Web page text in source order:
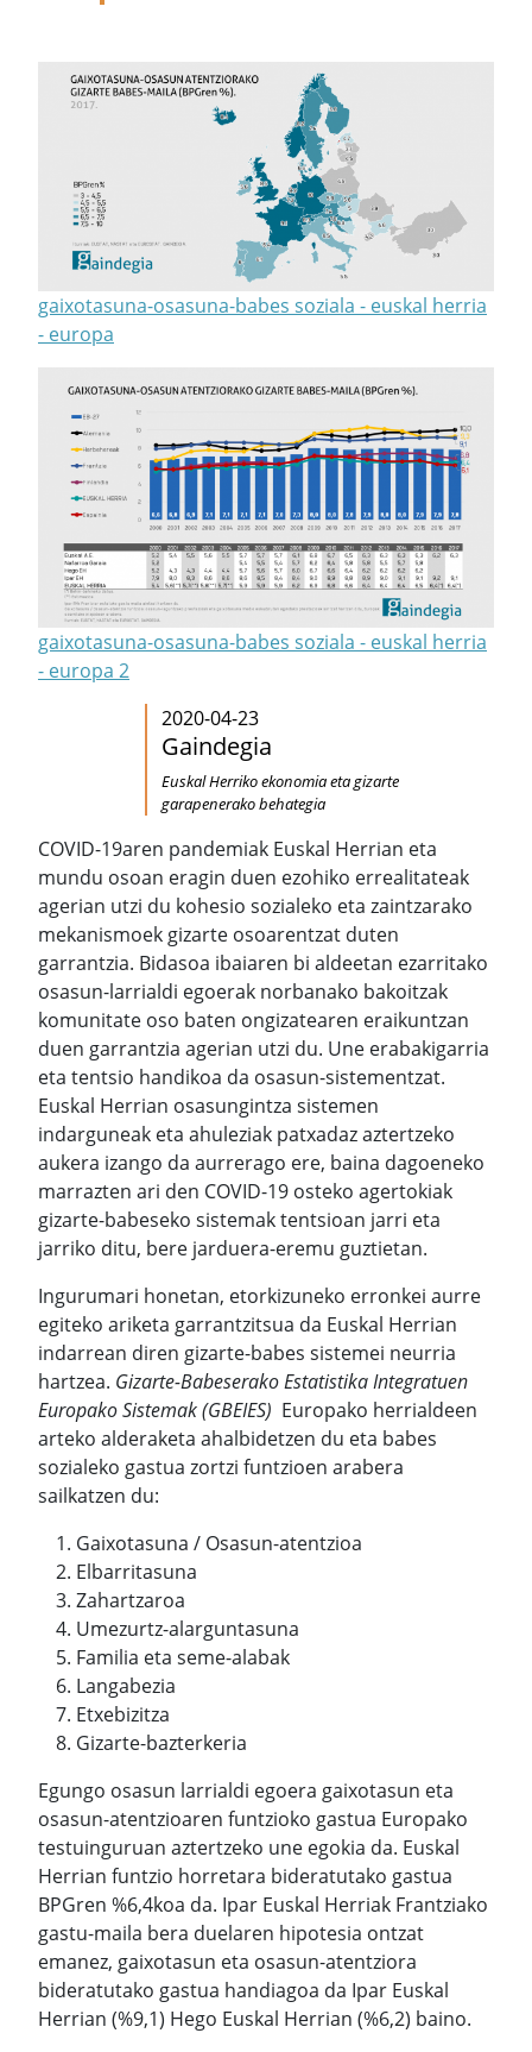
gaixotasuna-osasuna-babes soziala - euskal herria
- europa
gaixotasuna-osasuna-babes soziala - euskal herria
- europa 2
2020-04-23
Gaindegia
Euskal Herriko ekonomia eta gizarte
garapenerako behategia
COVID-19aren pandemiak Euskal Herrian eta
mundu osoan eragin duen ezohiko errealitateak
agerian utzi du kohesio sozialeko eta zaintzarako
mekanismoek gizarte osoarentzat duten
garrantzia. Bidasoa ibaiaren bi aldeetan ezarritako
osasun-larrialdi egoerak norbanako bakoitzak
komunitate oso baten ongizatearen eraikuntzan
duen garrantzia agerian utzi du. Une erabakigarria
eta tentsio handikoa da osasun-sistementzat.
Euskal Herrian osasungintza sistemen
indarguneak eta ahuleziak patxadaz aztertzeko
aukera izango da aurrerago ere, baina dagoeneko
marrazten ari den COVID-19 osteko agertokiak
gizarte-babeseko sistemak tentsioan jarri eta
jarriko ditu, bere jarduera-eremu guztietan.
Ingurumari honetan, etorkizuneko erronkei aurre
egiteko ariketa garrantzitsua da Euskal Herrian
indarrean diren gizarte-babes sistemei neurria
hartzea. Gizarte-Babeserako Estatistika Integratuen
Europako Sistemak (GBEIES) Europako herrialdeen
arteko alderaketa ahalbidetzen du eta babes
sozialeko gastua zortzi funtzioen arabera
sailkatzen du:
Gaixotasuna / Osasun-atentzioa
Elbarritasuna
Zahartzaroa
Umezurtz-alarguntasuna
Familia eta seme-alabak
Langabezia
Etxebizitza
Gizarte-bazterkeria
Egungo osasun larrialdi egoera gaixotasun eta
osasun-atentzioaren funtzioko gastua Europako
testuinguruan aztertzeko une egokia da. Euskal
Herrian funtzio horretara bideratutako gastua
BPGren %6,4koa da. Ipar Euskal Herriak Frantziako
gastu-maila bera duelaren hipotesia ontzat
emanez, gaixotasun eta osasun-atentziora
bideratutako gastua handiagoa da Ipar Euskal
Herrian (%9,1) Hego Euskal Herrian (%6,2) baino.